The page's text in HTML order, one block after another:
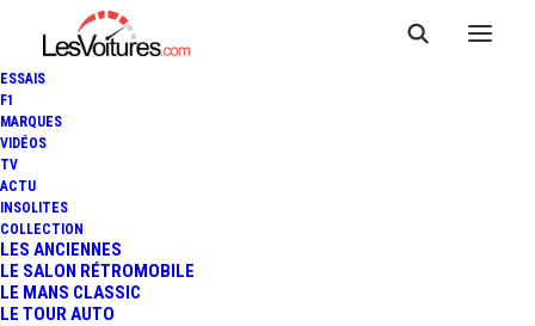
ESSAIS
F1
MARQUES
VIDÉOS
TV
ACTU
INSOLITES
COLLECTION
LES ANCIENNES
LE SALON RÉTROMOBILE
LE MANS CLASSIC
LE TOUR AUTO